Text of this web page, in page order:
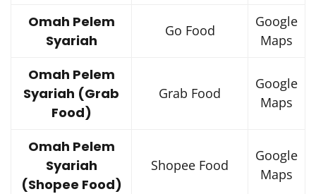
Omah Pelem
Syariah
Go Food
Google
Maps
Omah Pelem
Syariah (Grab
Food)
Grab Food
Google
Maps
Omah Pelem
Syariah
(Shopee Food)
Shopee Food
Google
Maps